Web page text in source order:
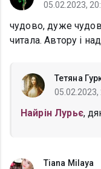
05.02.2023,
чудово, дуже
читала. Автору і
Тетяна
05.02.2023,
Найрін Лурьє,
Tiana Milaya